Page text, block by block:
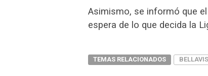
Asimismo, se informó que
espera de lo que decida la
TEMAS RELACIONADOS